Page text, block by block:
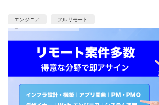
対応：セールス部門からの業務・システム問
応：既存システムの調査、原因切り分け、対
追加時の要件確認、設計、開発、結合テスト
チェック、目論見書、承認フローに関するガ
連システムの大規模改修時に参画可能性あり
用監視は対象外 【技術スタック】 ・OS
Server 2016 ・言語：Java 8、jQuery ・フレ
MVC ・O/Rマッピング：MyBatis ・APサー
Sybase、Oracle Client 12 ・その他：
エンジニア フルリモート